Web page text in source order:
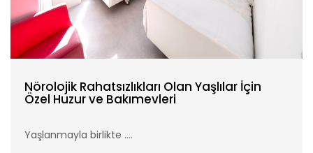
Nörolojik Rahatsızlıkları Olan Yaşlılar İçin
Özel Huzur ve Bakımevleri
Yaşlanmayla birlikte ....